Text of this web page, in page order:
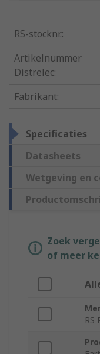
RS-stocknr.:
Artikelnummer
Distrelec:
Fabrikant:
Specificaties
Datasheets
Wetgeving en
Zoek
of meer
RS